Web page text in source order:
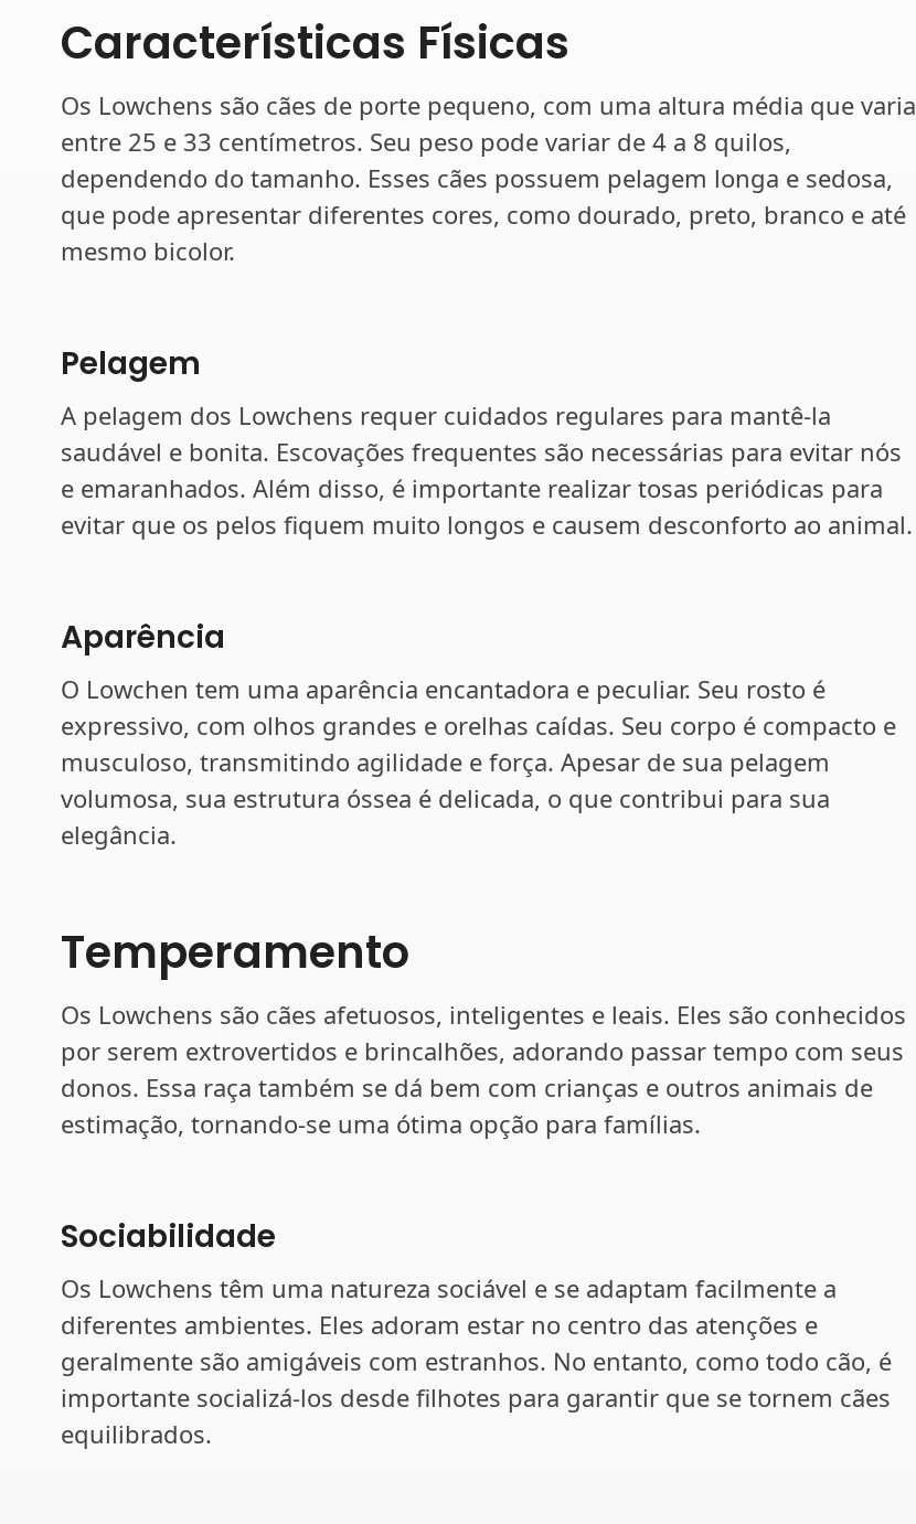
Características Físicas
Os Lowchens são cães de porte pequeno, com uma altura média que varia
entre 25 e 33 centímetros. Seu peso pode variar de 4 a 8 quilos,
dependendo do tamanho. Esses cães possuem pelagem longa e sedosa,
que pode apresentar diferentes cores, como dourado, preto, branco e até
mesmo bicolor.
Pelagem
A pelagem dos Lowchens requer cuidados regulares para mantê-la
saudável e bonita. Escovações frequentes são necessárias para evitar nós
e emaranhados. Além disso, é importante realizar tosas periódicas para
evitar que os pelos fiquem muito longos e causem desconforto ao animal.
Aparência
O Lowchen tem uma aparência encantadora e peculiar. Seu rosto é
expressivo, com olhos grandes e orelhas caídas. Seu corpo é compacto e
musculoso, transmitindo agilidade e força. Apesar de sua pelagem
volumosa, sua estrutura óssea é delicada, o que contribui para sua
elegância.
Temperamento
Os Lowchens são cães afetuosos, inteligentes e leais. Eles são conhecidos
por serem extrovertidos e brincalhões, adorando passar tempo com seus
donos. Essa raça também se dá bem com crianças e outros animais de
estimação, tornando-se uma ótima opção para famílias.
Sociabilidade
Os Lowchens têm uma natureza sociável e se adaptam facilmente a
diferentes ambientes. Eles adoram estar no centro das atenções e
geralmente são amigáveis com estranhos. No entanto, como todo cão, é
importante socializá-los desde filhotes para garantir que se tornem cães
equilibrados.